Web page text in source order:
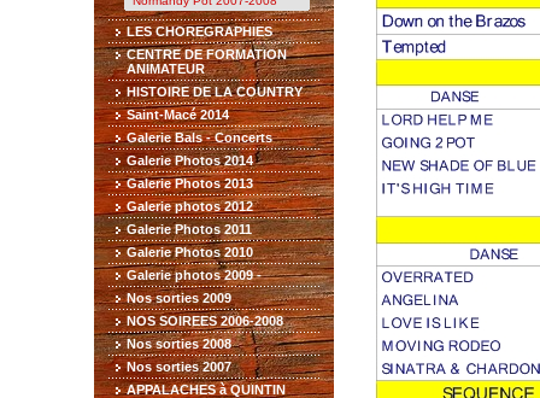
LES CHOREGRAPHIES
CENTRE DE FORMATION
ANIMATEUR
HISTOIRE DE LA COUNTRY
Saint-Macé 2014
Galerie Bals - Concerts
Galerie Photos 2014
Galerie Photos 2013
Galerie photos 2012
Galerie Photos 2011
Galerie Photos 2010
Galerie photos 2009 -
Nos sorties 2009
NOS SOIREES 2006-2008
Nos sorties 2008
Nos sorties 2007
APPALACHES à QUINTIN